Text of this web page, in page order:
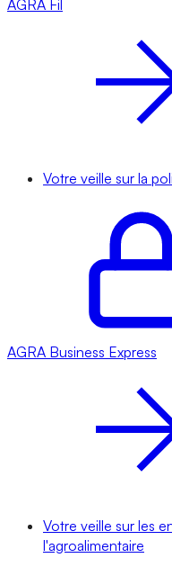
AGRA Fil
Votre veille sur la
AGRA Business Express
Votre veille sur les
l'agroalimentaire